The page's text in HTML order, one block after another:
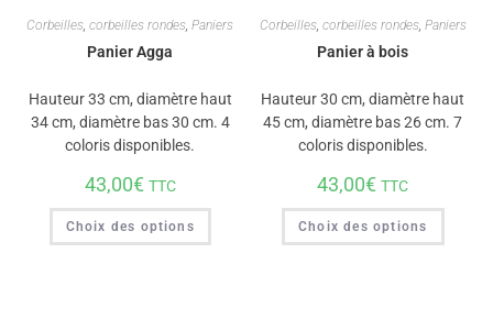
Corbeilles ,corbeilles rondes ,Paniers
Panier Agga
Hauteur 33 cm, diamètre haut
34 cm, diamètre bas 30 cm. 4
coloris disponibles.
43,00€ TTC
Choix des options
Corbeilles, corbeilles rondes, Paniers
Panier à bois
Hauteur 30 cm, diamètre haut
45 cm, diamètre bas 26 cm. 7
coloris disponibles.
43,00€ TTC
Choix des options